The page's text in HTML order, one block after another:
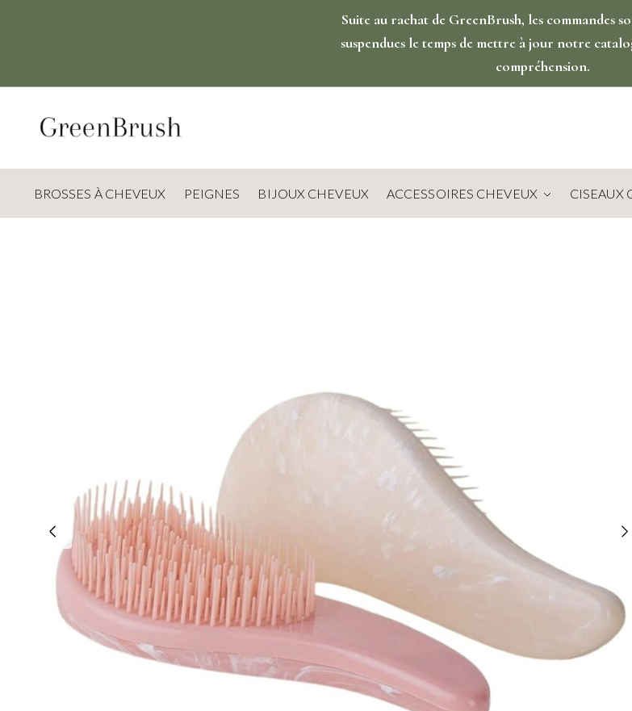
Suite au rachat de GreenBrush, les commandes
suspendues le temps de mettre à jour notre
compréhension.
BROSSES À CHEVEUX PEIGNES BIJOUX CHEVEUX ACCESSOIRES CHEVEUX CISEAUX